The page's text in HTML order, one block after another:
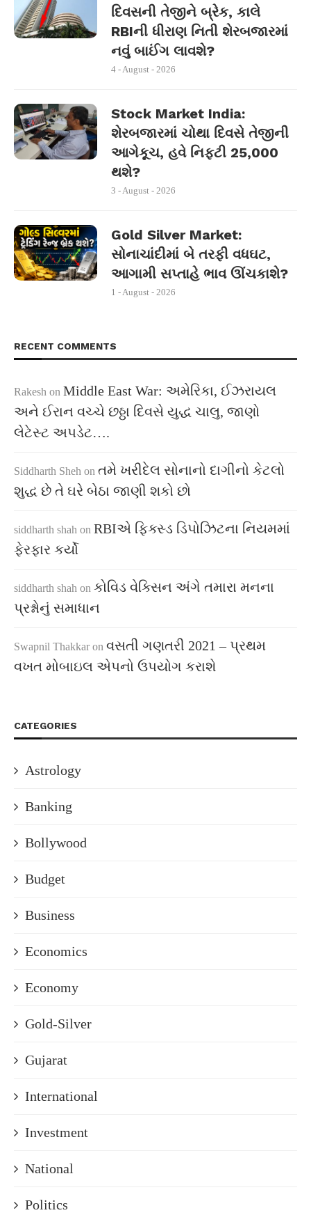
દિવસની તેજીને બ્રેક, કાલે
RBIની ધીરાણ નિતી શેરબજારમાં
નવું બાઈંગ લાવશે?
4 - August - 2026
Stock Market India:
શેરબજારમાં ચોથા દિવસે તેજીની
આગેકૂચ, હવે નિફ્ટી 25,000
થશે?
3 - August - 2026
Gold Silver Market:
સોનાચાંદીમાં બે તરફી વધઘટ,
આગામી સપ્તાહે ભાવ ઊંચકાશે?
1 - August - 2026
RECENT COMMENTS
Rakesh on Middle East War: અમેરિકા, ઈઝરાયલ
અને ઈરાન વચ્ચે છઠ્ઠા દિવસે યુદ્ધ ચાલુ, જાણો
લેટેસ્ટ અપડેટ….
Siddharth Sheh on તમે ખરીદેલ સોનાનો દાગીનો કેટલો
શુદ્ધ છે તે ઘરે બેઠા જાણી શકો છો
siddharth shah on RBIએ ફિક્સ્ડ ડિપોઝિટના નિયમમાં
ફેરફાર કર્યો
siddharth shah on કોવિડ વેક્સિન અંગે તમારા મનના
પ્રશ્નોનું સમાધાન
Swapnil Thakkar on વસતી ગણતરી 2021 – પ્રથમ
વખત મોબાઇલ એપનો ઉપયોગ કરાશે
CATEGORIES
Astrology
Banking
Bollywood
Budget
Business
Economics
Economy
Gold-Silver
Gujarat
International
Investment
National
Politics